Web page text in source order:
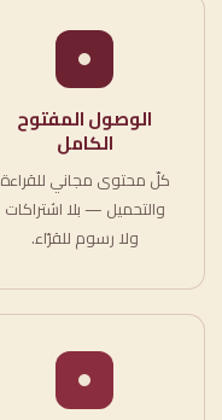
الوصول المفتوح
الكامل
كلّ محتوى مجاني للقراءة
والتحميل — بلا اشتراكات
ولا رسوم للقرّاء.